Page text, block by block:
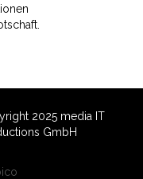
2025 media IT
GmbH